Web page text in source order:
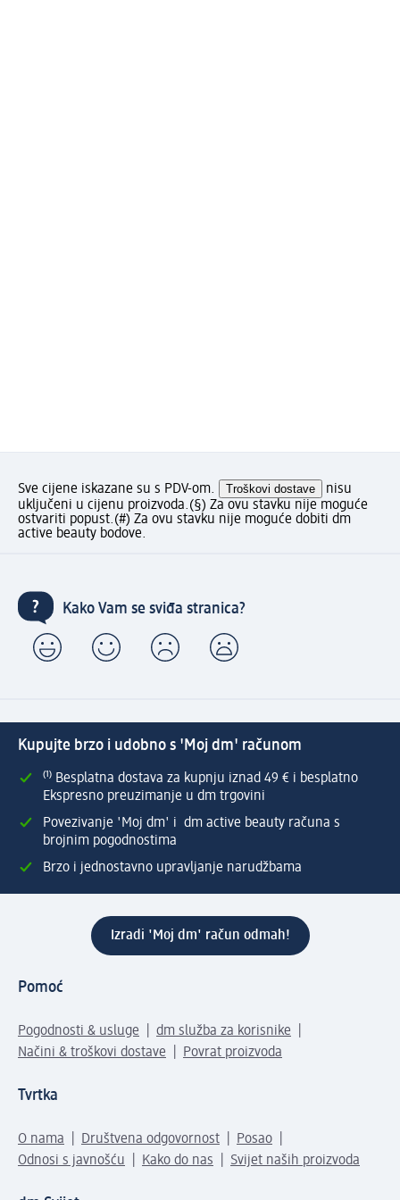
Sve cijene iskazane su s PDV-om. Troškovi dostave
nisu
uključeni u cijenu proizvoda.(§) Za ovu stavku nije moguće
ostvariti popust.(#) Za ovu stavku nije moguće dobiti dm
active beauty bodove.
Kako Vam se sviđa stranica?
Kupujte brzo i udobno s 'Moj dm' računom
⁽¹⁾ Besplatna dostava za kupnju iznad 49 € i besplatno
Ekspresno preuzimanje u dm trgovini
Povezivanje 'Moj dm' i dm active beauty računa s
brojnim pogodnostima
Brzo i jednostavno upravljanje narudžbama
Izradi 'Moj dm' račun odmah!
Pomoć
Pogodnosti & usluge
dm služba za korisnike
Načini & troškovi dostave
Povrat proizvoda
Tvrtka
O nama Društvena odgovornost
Posao
Odnosi s javnošću
Kako do nas Svijet naših proizvoda